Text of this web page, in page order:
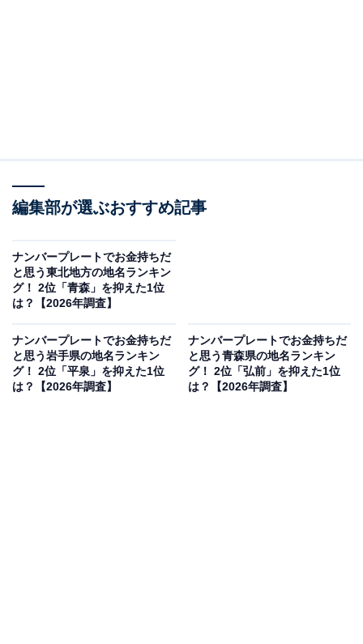
編集部が選ぶおすすめ記事
ナンバープレートでお金持ちだ
と思う東北地方の地名ランキン
グ！ 2位「青森」を抑えた1位
は？【2026年調査】
ナンバープレートでお金持ちだ
と思う岩手県の地名ランキン
グ！ 2位「平泉」を抑えた1位
は？【2026年調査】
ナンバープレートでお金持ちだ
と思う青森県の地名ランキン
グ！ 2位「弘前」を抑えた1位
は？【2026年調査】